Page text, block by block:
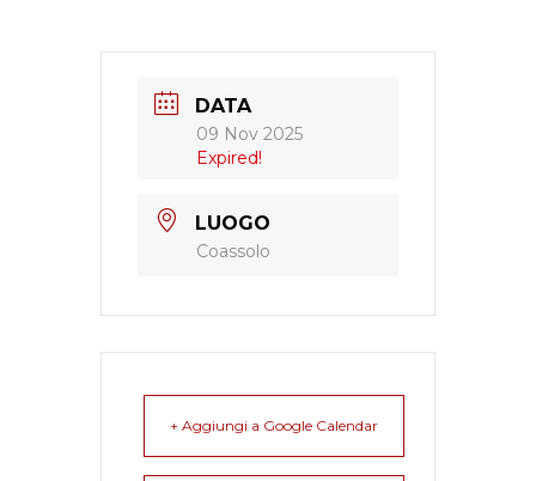
DATA
09 Nov 2025
Expired!
LUOGO
Coassolo
+ Aggiungi a Google Calendar